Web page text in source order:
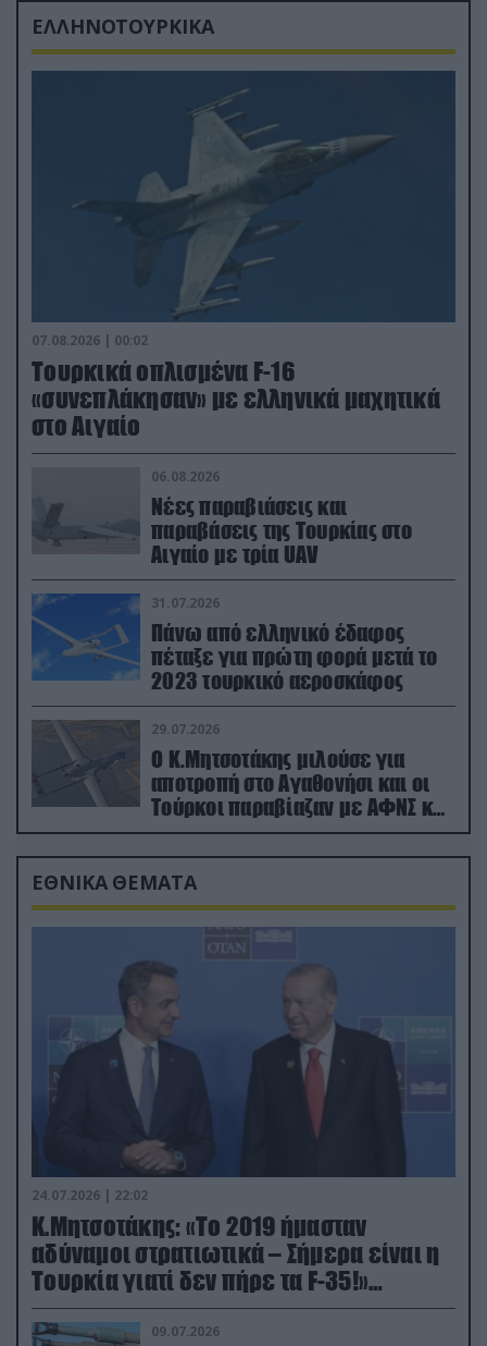
ΕΛΛΗΝΟΤΟΥΡΚΙΚΑ
07.08.2026 | 00:02
Τουρκικά οπλισμένα F-16
«συνεπλάκησαν» με ελληνικά μαχητικά
στο Αιγαίο
06.08.2026
Νέες παραβιάσεις και
παραβάσεις της Τουρκίας στο
Αιγαίο με τρία UAV
31.07.2026
Πάνω από ελληνικό έδαφος
πέταξε για πρώτη φορά μετά το
2023 τουρκικό αεροσκάφος
29.07.2026
Ο Κ.Μητσοτάκης μιλούσε για
αποτροπή στο Αγαθονήσι και οι
Τούρκοι παραβίαζαν με ΑΦΝΣ και
drone
ΕΘΝΙΚΑ ΘΕΜΑΤΑ
24.07.2026 | 22:02
Κ.Μητσοτάκης: «Το 2019 ήμασταν
αδύναμοι στρατιωτικά – Σήμερα είναι η
Τουρκία γιατί δεν πήρε τα F-35!»
(βίντεο)
09.07.2026